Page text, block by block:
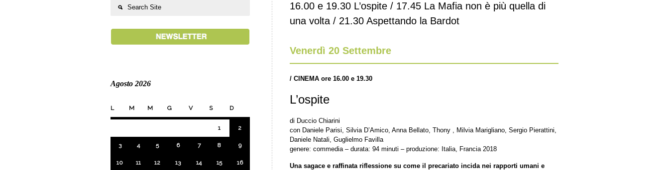
16.00 e 19.30 L’ospite / 17.45 La Mafia non è più quella di
una volta / 21.30 Aspettando la Bardot
Venerdì 20 Settembre
/ CINEMA ore 16.00 e 19.30
L’ospite
di Duccio Chiarini
con Daniele Parisi, Silvia D’Amico, Anna Bellato, Thony , Milvia Marigliano, Sergio Pierattini,
Daniele Natali, Guglielmo Favilla
genere: commedia – durata: 94 minuti – produzione: Italia, Francia 2018
Una sagace e raffinata riflessione su come il precariato incida nei rapporti umani e
Agosto 2026
L M M G V S D
1 2
3 4 5 6 7 8 9
10 11 12 13 14 15 16